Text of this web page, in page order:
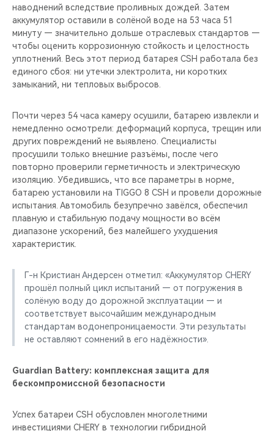
наводнений вследствие проливных дождей. Затем
аккумулятор оставили в солёной воде на 53 часа 51
минуту — значительно дольше отраслевых стандартов —
чтобы оценить коррозионную стойкость и целостность
уплотнений. Весь этот период батарея CSH работала без
единого сбоя: ни утечки электролита, ни коротких
замыканий, ни тепловых выбросов.
Почти через 54 часа камеру осушили, батарею извлекли и
немедленно осмотрели: деформаций корпуса, трещин или
других повреждений не выявлено. Специалисты
просушили только внешние разъёмы, после чего
повторно проверили герметичность и электрическую
изоляцию. Убедившись, что все параметры в норме,
батарею установили на TIGGO 8 CSH и провели дорожные
испытания. Автомобиль безупречно завёлся, обеспечил
плавную и стабильную подачу мощности во всём
диапазоне ускорений, без малейшего ухудшения
характеристик.
Г-н Кристиан Андерсен отметил: «Аккумулятор CHERY
прошёл полный цикл испытаний — от погружения в
солёную воду до дорожной эксплуатации — и
соответствует высочайшим международным
стандартам водонепроницаемости. Эти результаты
не оставляют сомнений в его надёжности».
Guardian Battery: комплексная защита для
бескомпромиссной безопасности
Успех батареи CSH обусловлен многолетними
инвестициями CHERY в технологии гибридной